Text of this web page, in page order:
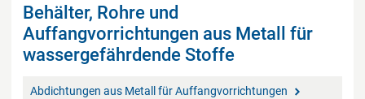
Behälter, Rohre und
Auffangvorrichtungen aus Metall für
wassergefährdende Stoffe
Abdichtungen aus Metall für Auffangvorrichtungen